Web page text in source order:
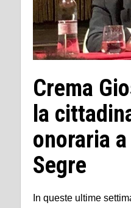
Crema
la
onoraria
Segre
In queste ultime